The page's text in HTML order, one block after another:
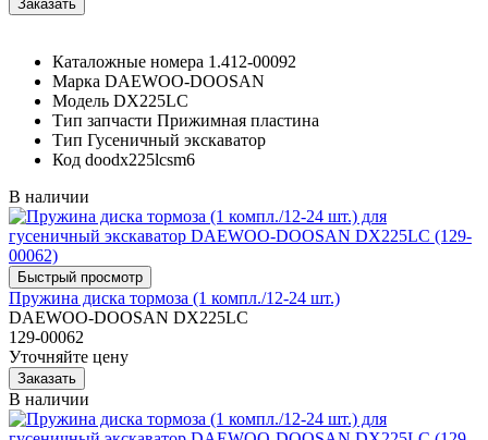
Каталожные номера 1.412-00092
Марка DAEWOO-DOOSAN
Модель DX225LC
Тип запчасти Прижимная пластина
Тип Гусеничный экскаватор
Код doodx225lcsm6
В наличии
Пружина диска тормоза (1 компл./12-24 шт.)
DAEWOO-DOOSAN DX225LC
129-00062
Уточняйте цену
В наличии